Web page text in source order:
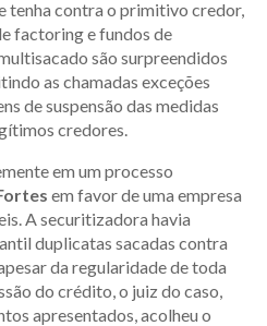
tenha contra o primitivo credor,
factoring e fundos de
são surpreendidos
as chamadas exceções
de suspensão das medidas
credores.
em um processo
em favor de uma empresa
A securitizadora havia
duplicatas sacadas contra
da regularidade de toda
do crédito, o juiz do caso,
apresentados, acolheu o